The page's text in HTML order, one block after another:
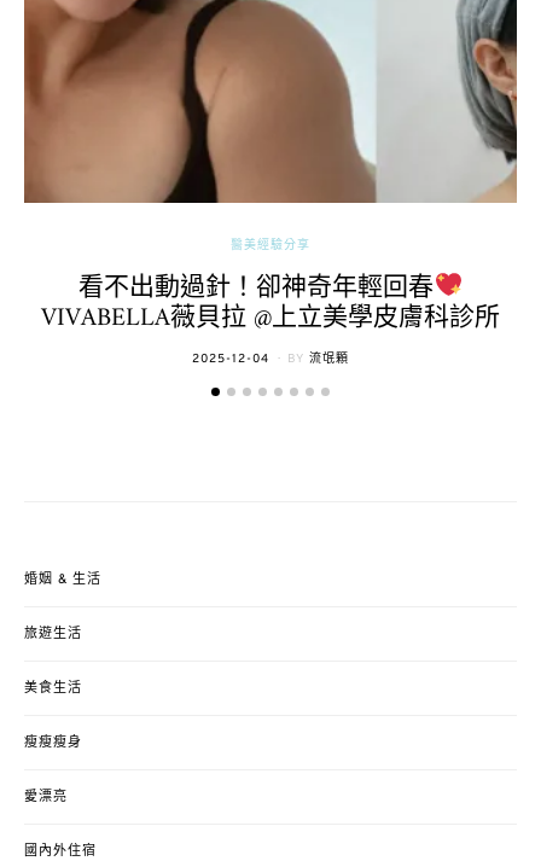
醫美經驗分享
看不出動過針！卻神奇年輕回春
VIVABELLA薇貝拉 @上立美學皮膚科診所
POSTED
2025-12-04 BY 流氓顆
婚姻 & 生活
旅遊生活
美食生活
瘦瘦瘦身
愛漂亮
國內外住宿